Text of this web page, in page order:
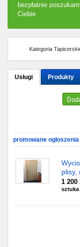
bezpłatnie
Ciebie
Kategoria
Usługi Produkty
promowane ogłoszenia
plisy,
1 200
sztuka
Kraków
Poznań
Łódź
Katowice
Lublin